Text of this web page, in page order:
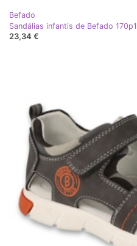
Befado
Sandálias infantis de Befado
23,34 €